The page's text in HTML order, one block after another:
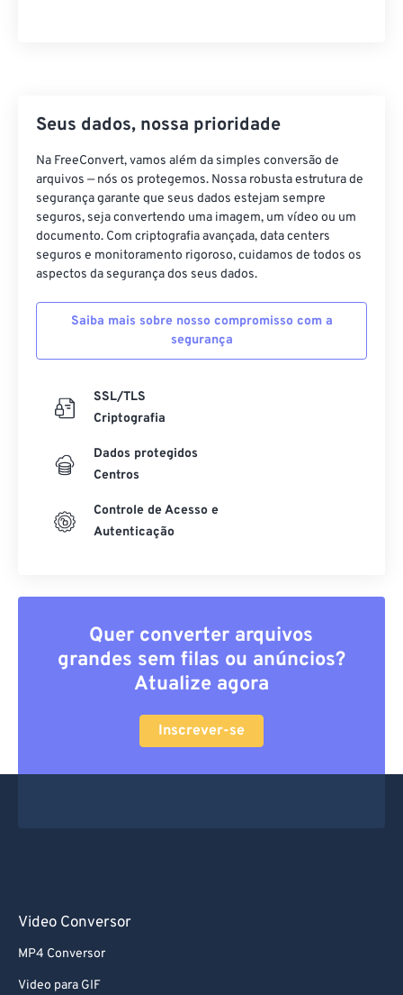
Seus dados, nossa prioridade
Na FreeConvert, vamos além da simples conversão de
arquivos — nós os protegemos. Nossa robusta estrutura de
segurança garante que seus dados estejam sempre
seguros, seja convertendo uma imagem, um vídeo ou um
documento. Com criptografia avançada, data centers
seguros e monitoramento rigoroso, cuidamos de todos os
aspectos da segurança dos seus dados.
Saiba mais sobre nosso compromisso com a
segurança
SSL/TLS
Criptografia
Dados protegidos
Centros
Controle de Acesso e
Autenticação
Quer converter arquivos
grandes sem filas ou anúncios?
Atualize agora
Inscrever-se
Video Conversor
MP4 Conversor
Video para GIF